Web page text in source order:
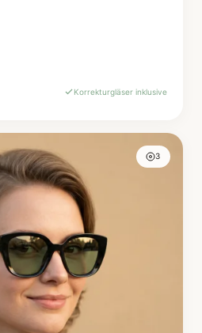
Korrekturgläser inklusive
3